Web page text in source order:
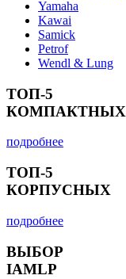
Yamaha
Kawai
Samick
Petrof
Wendl & Lung
ТОП-5
КОМПАКТНЫХ
подробнее
ТОП-5
КОРПУСНЫХ
подробнее
ВЫБОР
IAMLP